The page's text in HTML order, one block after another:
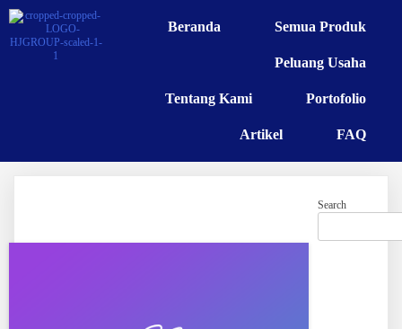
Beranda Semua Produk
Peluang Usaha
Tentang Kami Portofolio
Artikel FAQ
Search